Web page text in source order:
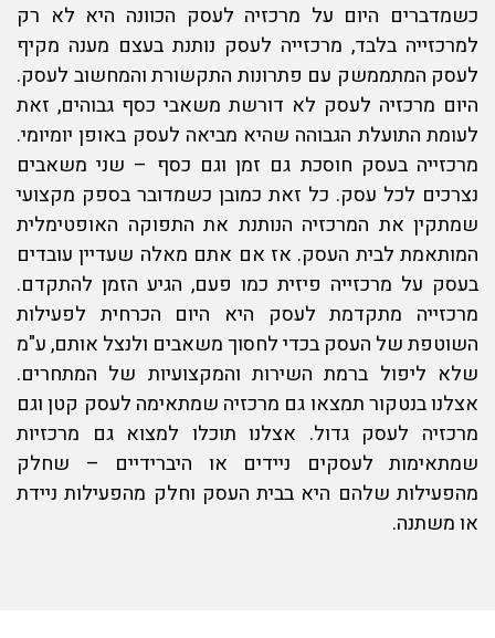
כשמדברים היום על מרכזיה לעסק הכוונה היא לא רק
למרכזייה בלבד, מרכזייה לעסק נותנת בעצם מענה מקיף
לעסק המתממשק עם פתרונות התקשורת והמחשוב לעסק.
היום מרכזיה לעסק לא דורשת משאבי כסף גבוהים, זאת
לעומת התועלת הגבוהה שהיא מביאה לעסק באופן יומיומי.
מרכזייה בעסק חוסכת גם זמן וגם כסף – שני משאבים
נצרכים לכל עסק. כל זאת כמובן כשמדובר בספק מקצועי
שמתקין את המרכזיה הנותנת את התפוקה האופטימלית
המותאמת לבית העסק. אז אם אתם מאלה שעדיין עובדים
בעסק על מרכזייה פיזית כמו פעם, הגיע הזמן להתקדם.
מרכזייה מתקדמת לעסק היא היום הכרחית לפעילות
השוטפת של העסק בכדי לחסוך משאבים ולנצל אותם, ע"מ
שלא ליפול ברמת השירות והמקצועיות של המתחרים.
אצלנו בנטקור תמצאו גם מרכזיה שמתאימה לעסק קטן וגם
מרכזיה לעסק גדול. אצלנו תוכלו למצוא גם מרכזיות
שמתאימות לעסקים ניידים או היברידיים – שחלק
מהפעילות שלהם היא בבית העסק וחלק מהפעילות ניידת
או משתנה.